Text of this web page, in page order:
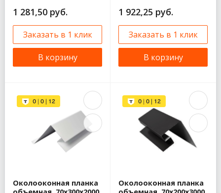
1 281,50 руб.
Заказать в 1 клик
В корзину
1 922,25 руб.
Заказать в 1 клик
В корзину
Околооконная планка
Околооконная планка